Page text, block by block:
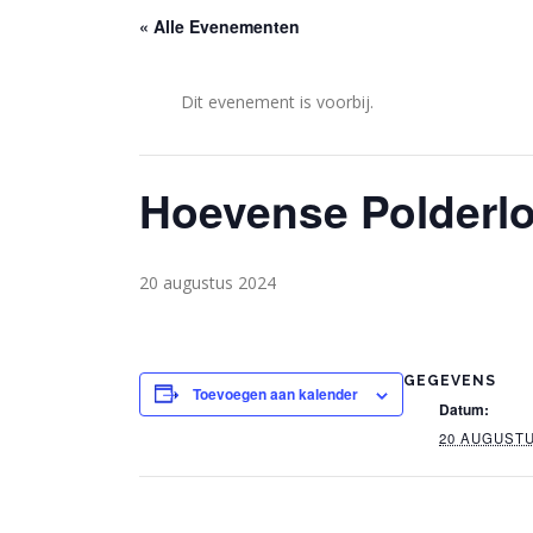
« Alle Evenementen
Dit evenement is voorbij.
Hoevense
20 augustus 2024
Toevoegen aan kalender
GEGEVENS
Datum:
20